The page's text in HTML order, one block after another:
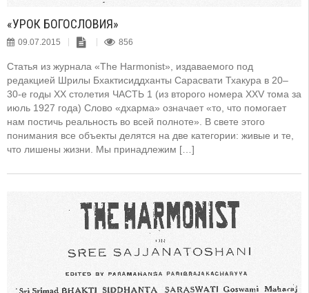
«УРОК БОГОСЛОВИЯ»
09.07.2015 856
Статья из журнала «The Harmonist», издаваемого под
редакцией Шрилы Бхактисиддханты Сарасвати Тхакура в 20–
30-е годы XX столетия ЧАСТЬ 1 (из второго номера XXV тома за
июль 1927 года) Слово «дхарма» означает «то, что помогает
нам постичь реальность во всей полноте». В свете этого
понимания все объекты делятся на две категории: живые и те,
что лишены жизни. Мы принадлежим […]